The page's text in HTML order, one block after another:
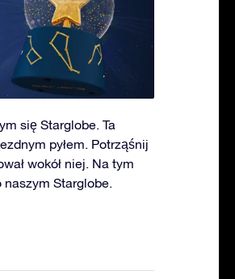
się Starglobe. Ta
pyłem. Potrząśnij
wokół niej. Na tym
Starglobe.